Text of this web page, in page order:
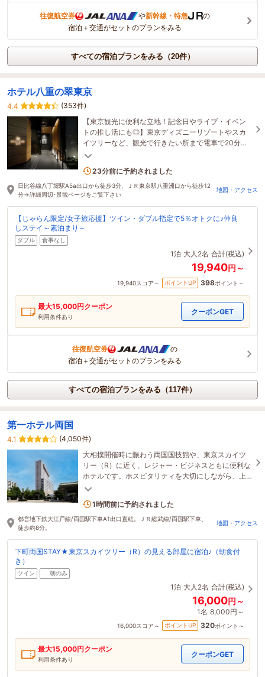
往復航空券 や新幹線・特急
の
宿泊＋交通がセットのプランをみる
すべての宿泊プランをみる（20件）
ホテル八重の翠東京
4.4
(353件)
【東京観光に便利な立地！記念日やライブ・イベン
トの推し活にも◎】東京ディズニーリゾートやスカ
イツリーなど、観光で行きたい所まで電車で20分圏
内！チェックアウト後の荷物のお預かりもＯＫ(当日
3名がこの宿を見ています
23分前に予約されました
日比谷線八丁堀駅A5a出口から徒歩3分、ＪＲ東京駅八重洲口から徒歩12
分→詳細周辺･景観ページをご覧下さい
地図・アクセス
【じゃらん限定/女子旅応援】ツイン・ダブル指定で5％オトクに♪仲良
しステイ～素泊まり～
ダブル 食事なし
1泊 大人2名 合計(税込)
19,940円～
19,940スコア～ ポイントUP 398ポイント～
最大15,000円クーポン
利用条件あり
クーポンGET
往復航空券
の
宿泊＋交通がセットのプランをみる
すべての宿泊プランをみる（117件）
第一ホテル両国
4.1
(4,050件)
大相撲開催時に賑わう両国国技館や、東京スカイツ
リー（R）に近く、レジャー・ビジネスともに便利な
ホテルです。ホスピタリティを大切にしながら、上
質なひとときを演出します。
2名がこの宿を見ています
1時間前に予約されました
都営地下鉄大江戸線/両国駅下車A1出口直結。ＪＲ総武線/両国駅下車、
徒歩約8分。
地図・アクセス
下町両国STAY★東京スカイツリー（R）の見える部屋に宿泊♪（朝食付
き）
ツイン 朝のみ
1泊 大人2名 合計(税込)
16,000円～
1名 8,000円～
16,000スコア～ ポイントUP 320ポイント～
最大15,000円クーポン
利用条件あり
クーポンGET